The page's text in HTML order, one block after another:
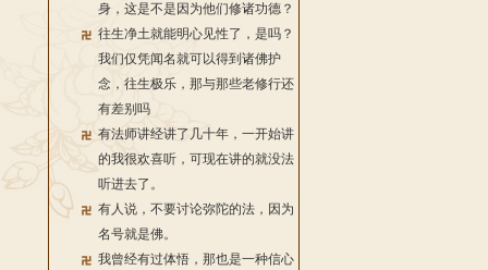
身，这是不是因为他们修诸功德？
往生净土就能明心见性了，是吗？
我们仅凭闻名就可以得到诸佛护
念，往生极乐，那与那些老修行还
有差别吗
有法师讲经讲了几十年，一开始讲
的我很欢喜听，可现在讲的就没法
听进去了。
有人说，不要讨论弥陀的法，因为
名号就是佛。
我曾经有过体悟，那也是一种信心